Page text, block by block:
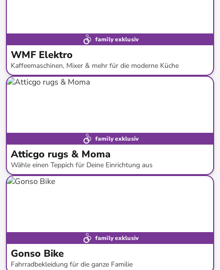
family exklusiv
WMF Elektro
Kaffeemaschinen, Mixer & mehr für die moderne Küche
bis-60%* Marken - Tipp
family exklusiv
Atticgo rugs & Moma
Wähle einen Teppich für Deine Einrichtung aus
bis-71 %*
family exklusiv
Gonso Bike
Fahrradbekleidung für die ganze Familie